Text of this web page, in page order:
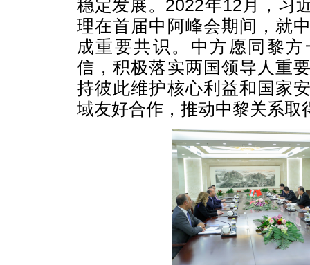
稳定发展。2022年12月，习
理在首届中阿峰会期间，就
成重要共识。中方愿同黎
信，积极落实两国领导人重
持彼此维护核心利益和国家
域友好合作，推动中黎关系取